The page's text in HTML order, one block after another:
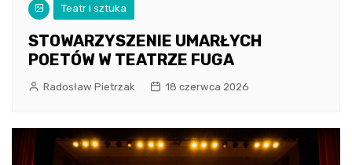
Teatr i sztuka
STOWARZYSZENIE UMARŁYCH
POETÓW W TEATRZE FUGA
Radosław Pietrzak 18 czerwca 2026